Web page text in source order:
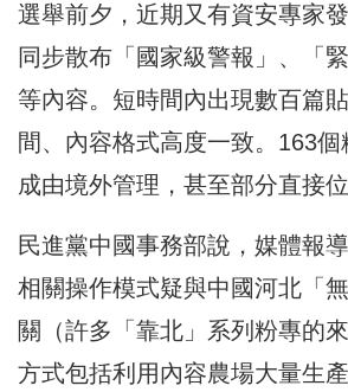
選舉前夕，近期又有資安專家
同步散布「國家級警報」、「
等內容。短時間內出現數百篇
間、內容格式高度一致。163
成由境外管理，甚至部分直接位
民進黨中國事務部說，媒體報
相關操作模式疑與中國河北「
關（許多「靠北」系列粉專的
方式包括利用內容農場大量生